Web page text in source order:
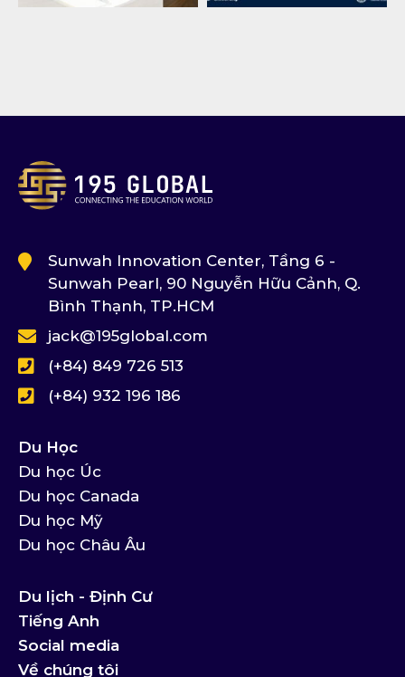
Sunwah Innovation Center, Tầng 6 -
Sunwah Pearl, 90 Nguyễn Hữu Cảnh, Q.
Bình Thạnh, TP.HCM
jack@195global.com
(+84) 849 726 513
(+84) 932 196 186
Du Học
Du học Úc
Du học Canada
Du học Mỹ
Du học Châu Âu
Du lịch - Định Cư
Tiếng Anh
Social media
Về chúng tôi